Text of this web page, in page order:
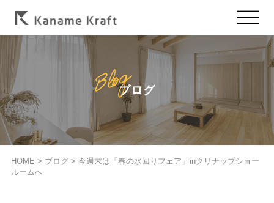
ブログ
HOME > ブログ> 今週末は「春の水回りフェア」inクリナップショー
ルームへ